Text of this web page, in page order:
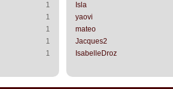
1
1
1
1
1
Isla
yaovi
mateo
Jacques2
IsabelleDroz